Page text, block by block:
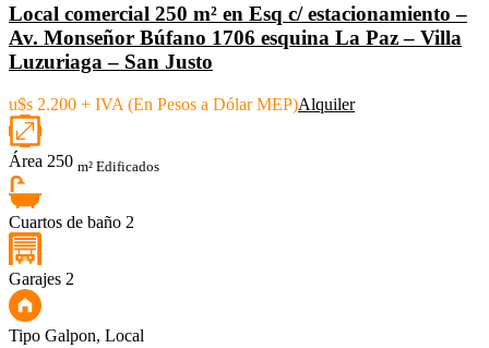
Local comercial 250 m² en Esq c/ estacionamiento –
Av. Monseñor Búfano 1706 esquina La Paz – Villa
Luzuriaga – San Justo
u$s 2.200 + IVA (En Pesos a Dólar MEP)Alquiler
Área 250 m² Edificados
Cuartos de baño 2
Garajes 2
Tipo Galpon, Local